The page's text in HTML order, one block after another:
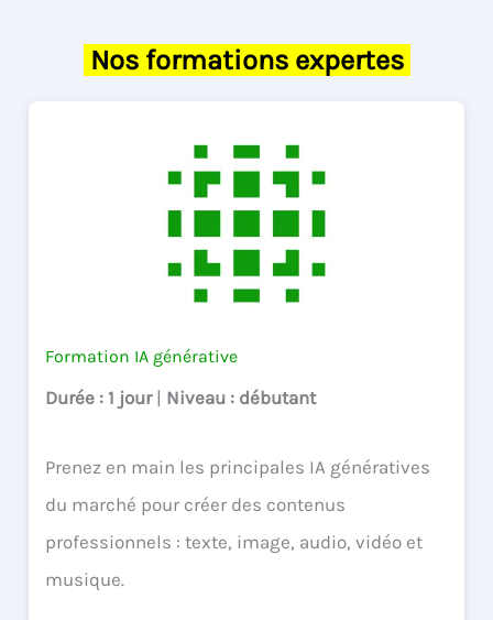
Nos formations expertes
Formation IA générative
Durée : 1 jour | Niveau : débutant
Prenez en main les principales IA génératives
du marché pour créer des contenus
professionnels : texte, image, audio, vidéo et
musique.